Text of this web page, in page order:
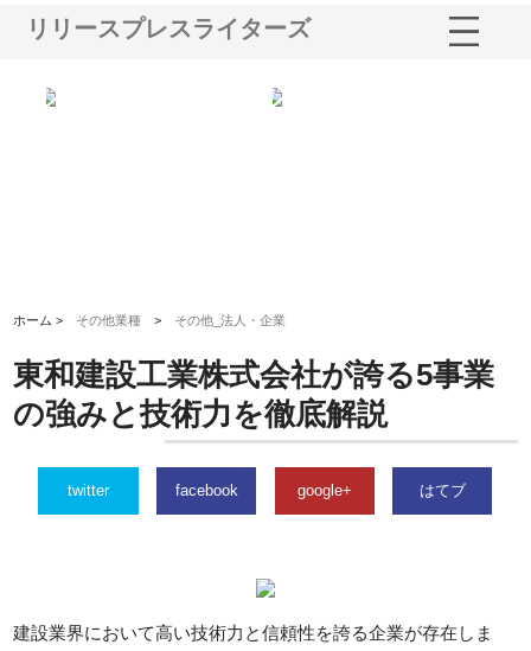
リリースプレスライターズ
ホーム > その他業種 > その他_法人・企業
東和建設工業株式会社が誇る5事業
の強みと技術力を徹底解説
twitter facebook google+ はてブ
建設業界において高い技術力と信頼性を誇る企業が存在しま